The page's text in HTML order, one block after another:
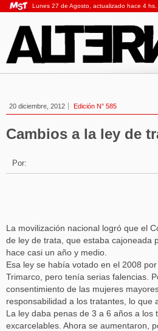
Lunes 27 de Agosto, actualizado hace 4 hs.
20 diciembre, 2012 Edición N° 585
Cambios a la ley de
Por:
La movilización nacional logró que el
de ley de trata, que estaba cajoneada
hace casi un año y medio.
Esa ley se había votado en el 2008
Trimarco, pero tenía serias falencias.
consentimiento de las mujeres
responsabilidad a los tratantes, lo que
La ley daba penas de 3 a 6 años a los
excarcelables. Ahora se aumentaron,